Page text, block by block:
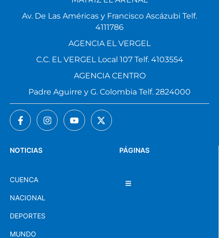
PÁGINAS
NOTICIAS
CUENCA
NACIONAL
DEPORTES
MUNDO
Av. De Las Américas y Francisco Ascázubi Telf.
4111786
AGENCIA EL VERGEL
C.C. EL VERGEL Local 107 Telf. 4103554
AGENCIA CENTRO
Padre Aguirre y G. Colombia Telf. 2824000